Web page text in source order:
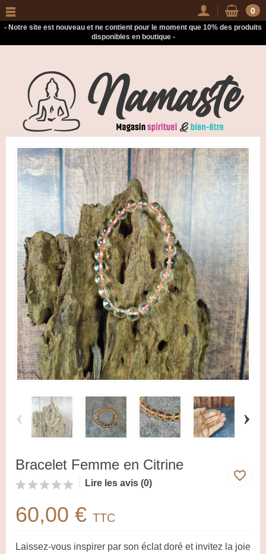
- Notre site est nouveau et ne contient pour le moment que 10% des produits
disponibles en boutique -
0
‹ ›
Bracelet Femme en Citrine
favorite_border
Lire les avis (0)
60,00 € TTC
Laissez-vous inspirer par son éclat doré et invitez la joie